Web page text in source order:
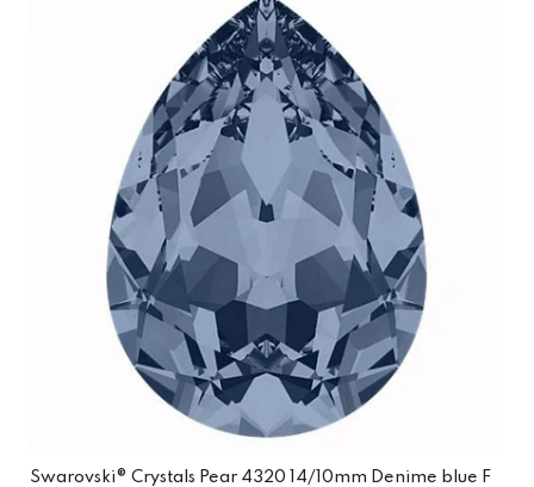
Swarovski® Crystals Pear 4320 14/10mm Denime blue F